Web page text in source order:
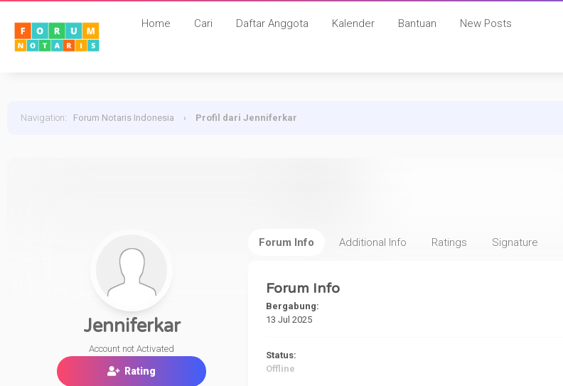
Home Cari Daftar Anggota Kalender Bantuan New Posts
Navigation: Forum Notaris Indonesia › Profil dari Jenniferkar
Jenniferkar
Account not Activated
Rating
Forum Info Additional Info Ratings Signature
Forum Info
Bergabung:
13 Jul 2025
Status:
Offline